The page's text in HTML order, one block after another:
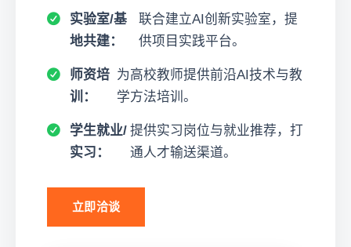
实验室/基
地共建：
联合建立AI创新实验室，提
供项目实践平台。
师资培
训：
为高校教师提供前沿AI技术与教
学方法培训。
学生就业/
实习：
提供实习岗位与就业推荐，打
通人才输送渠道。
立即洽谈